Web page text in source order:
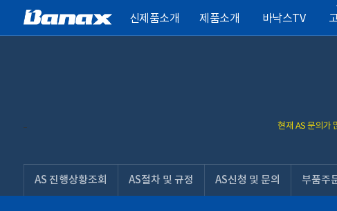
신제품소개 제품소개 바낙스TV
현재 AS 문의가
AS 진행상황조회 AS절차 및 규정 AS신청 및 문의 부품주